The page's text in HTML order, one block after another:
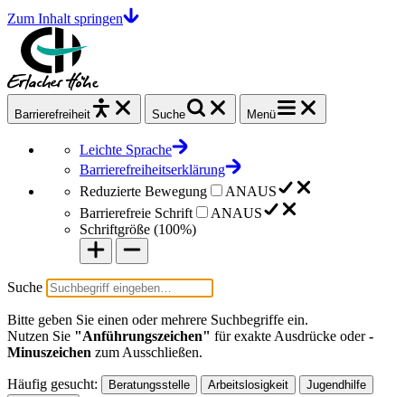
Zum Inhalt springen
Barrierefrei heit Suche Menü
Leichte Sprache
Barrierefreiheitserklärung
Reduzierte Bewegung
ANAUS
Barrierefreie Schrift
ANAUS
Schriftgröße (100%)
Suche
Bitte geben Sie einen oder mehrere Suchbegriffe ein.
Nutzen Sie "Anführungszeichen" für exakte Ausdrücke oder-
Minuszeichen zum Ausschließen.
Häufig gesucht: Beratungsstelle Arbeitslosigkeit
Jugendhilfe